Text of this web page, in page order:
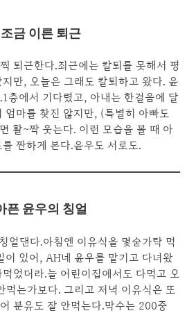
조금 이른 퇴근
퇴근한다.최근에는 칼퇴를 못해서 평
만, 오늘은 그래도 칼퇴하고 왔다. 윤
층에서 기다렸고, 아내는 한걸음에 달
엄마를 찾진 않지만, (특별히 아빠도
활~짝 웃는다. 이런 모습을 볼 때 아
짠하게 본다.윤우도 서로도.
픈 윤우의 칭얼
얼댄다.아침엔 이유식을 몇숟가락 먹
이 있어, AH네 윤우를 맡기고 다녀왔
었더라.늘 어린이집에서도 다먹고 오
먹는가보다. 그리고 저녁 이유식은 또
분유도 잘 안먹는다.막수는 200중